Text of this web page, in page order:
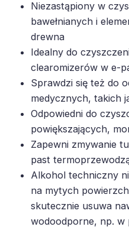
Niezastąpiony w
bawełnianych i
drewna
Idealny do
clearomizerów w e-
Sprawdzi się też do
medycznych, takich
Odpowiedni do
powiększających,
Zapewni zmywanie
past
Alkohol techniczny
na mytych
skutecznie usuwa
wodoodporne, np. w